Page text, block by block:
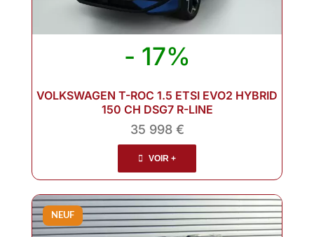
- 17%
VOLKSWAGEN T-ROC 1.5 ETSI EVO2 HYBRID
150 CH DSG7 R-LINE
35 998 €
VOIR +
NEUF